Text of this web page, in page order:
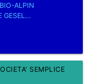
ALPIN
GESEL...
SEMPLICE